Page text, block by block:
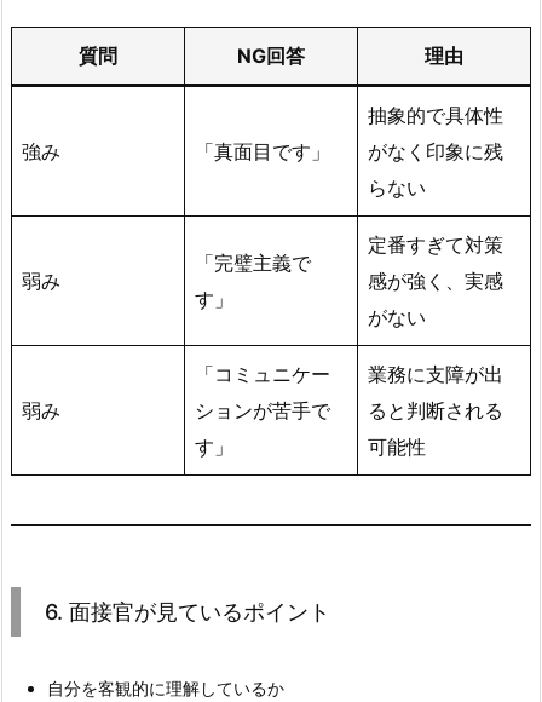
i
y/
#
習
向
4.
グ
ン
の
質問 NG回答 理由
強み 「真面目です」
抽象的で具体性
がなく印象に残
らない
弱み
「完璧主義で
す」
定番すぎて対策
感が強く、実感
がない
弱み
「コミュニケー
ションが苦手で
す」
業務に支障が出
ると判断される
可能性
6. 面接官が見ているポイント
自分を客観的に理解しているか